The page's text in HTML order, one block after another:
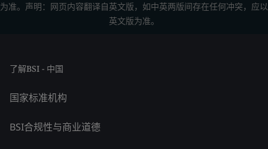
为准。声明：网页内容翻译自英文版，如中英两版间存在任何冲突，应以
英文版为准。
了解BSI - 中国
国家标准机构
BSI合规性与商业道德